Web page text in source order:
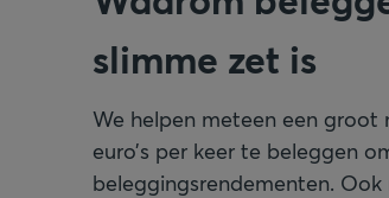
slimme zet is
We helpen meteen een groot
euro’s per keer te beleggen
beleggingsrendementen.